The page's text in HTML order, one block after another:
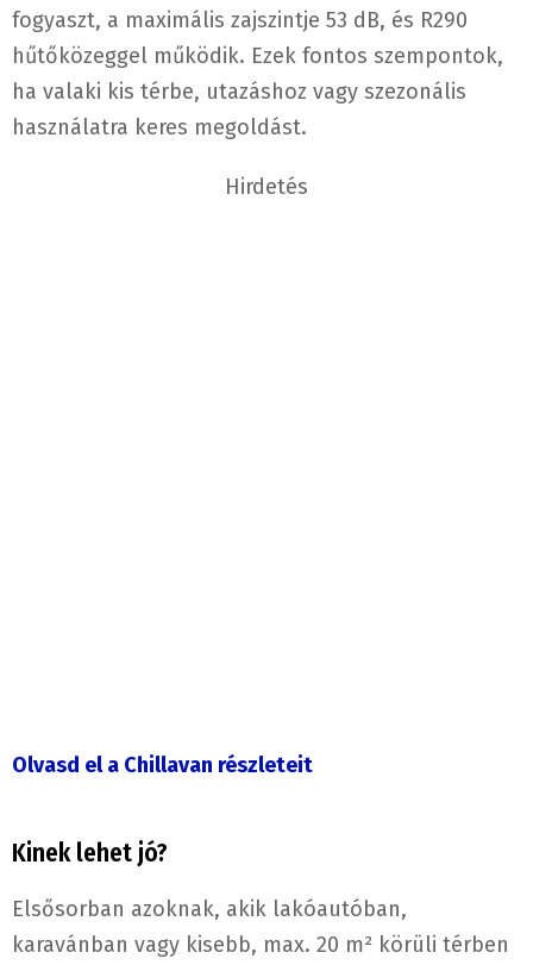
fogyaszt, a maximális zajszintje 53 dB, és R290
hűtőközeggel működik. Ezek fontos szempontok,
ha valaki kis térbe, utazáshoz vagy szezonális
használatra keres megoldást.
Hirdetés
Olvasd el a Chillavan részleteit
Kinek lehet jó?
Elsősorban azoknak, akik lakóautóban,
karavánban vagy kisebb, max. 20 m² körüli térben